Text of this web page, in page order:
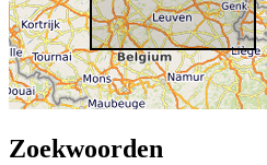
Zoekwoorden